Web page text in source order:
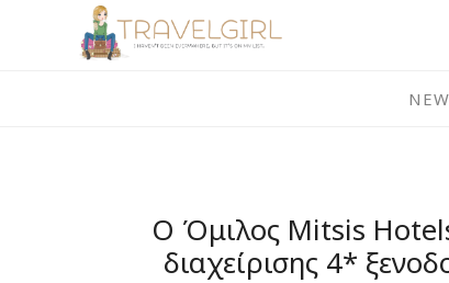
Ο Όμιλος Mitsis
διαχείρισης 4*